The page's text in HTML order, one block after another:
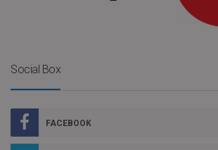
Social Box
FACEBOOK